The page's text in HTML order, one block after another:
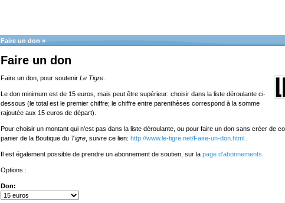
Faire un don »
Faire un don
Faire un don, pour soutenir Le Tigre
Le don minimum est de 15 euros, mais peut être supérieur: choisir dans la liste déroulante ci-
dessous (le total est le premier chiffre; le chiffre entre parenthèses correspond à la somme
rajoutée aux 15 euros de départ).
Pour choisir un montant qui n'est pas dans la liste déroulante, ou pour faire un don sans créer de
panier de la Boutique du Tigre , suivre ce lien: http://www.le-tigre.net/Faire-un-don.html
Il est également possible de prendre un abonnement de soutien, sur la page d'abonnements
Options :
Don: